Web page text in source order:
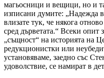
магьосници и вещици, но и
изписани думите: „Надежда
влизате тук, че някога
сред дърветата.“ Всеки опит
„същност“ на историята на
редукционистки или
установяваме, заедно със
удоволствие, се намират в